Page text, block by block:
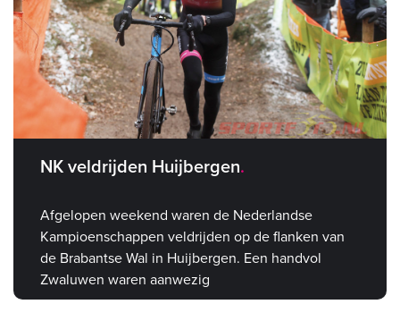
NK veldrijden Huijbergen
Afgelopen weekend waren de Nederlandse
Kampioenschappen veldrijden op de flanken van
de Brabantse Wal in Huijbergen. Een handvol
Zwaluwen waren aanwezig